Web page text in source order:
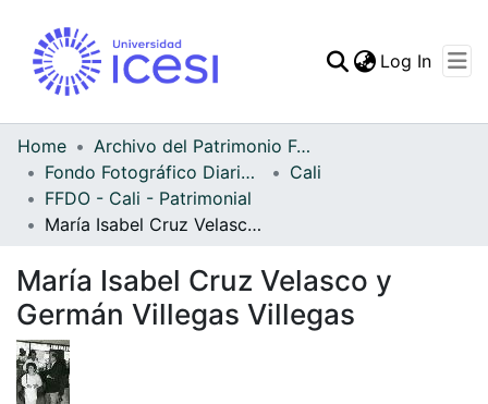
Statistics
Log In
Home
Archivo del Patrimonio Fotográfico y Fílmico del Valle del Cauca
Fondo Fotográfico Diario Occidente
Cali
FFDO - Cali - Patrimonial
María Isabel Cruz Velasco y Germán Villegas Villegas
María Isabel Cruz Velasco y
Germán Villegas Villegas